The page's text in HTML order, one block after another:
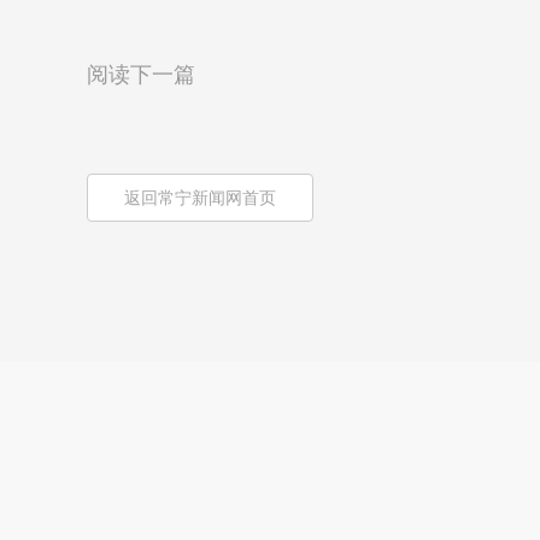
阅读下一篇
返回常宁新闻网首页